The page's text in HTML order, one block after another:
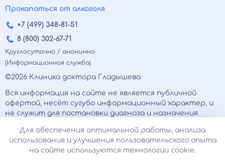
Прокапаться от алкоголя
+7 (499) 348-81-51
8 (800) 302-67-71
Круглосуточно / анонимно
(Информационная служба)
©2026 Клиника доктора Гладышева
Вся информация на сайте не является публичной
офертой, несёт сугубо информационный характер, и
не служит для постановки диагноза и назначения
Есть противопоказания, необходимо
проконсультироваться с врачом. Консультационные
услуги, оказываемые по телефону, мессенджерам и в
Для обеспечения оптимальной работы, анализа
использования и улучшения пользовательского опыта
на сайте используются технологии cookie.